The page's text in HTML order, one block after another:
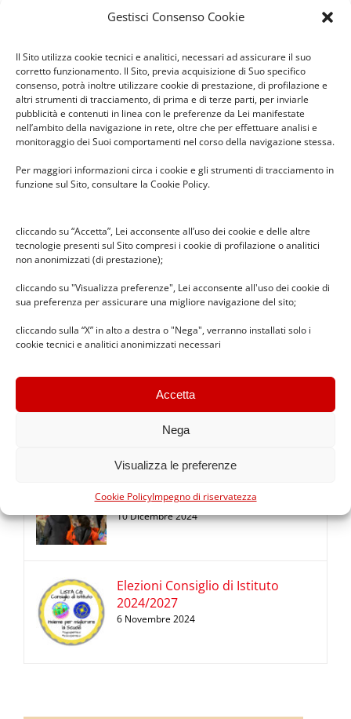
Gestisci Consenso Cookie
Il Sito utilizza cookie tecnici e analitici, necessari ad assicurare il suo
corretto funzionamento. Il Sito, previa acquisizione di Suo specifico
consenso, potrà inoltre utilizzare cookie di prestazione, di profilazione e
altri strumenti di tracciamento, di prima e di terze parti, per inviarle
pubblicità e contenuti in linea con le preferenze da Lei manifestate
nell’ambito della navigazione in rete, oltre che per effettuare analisi e
monitoraggio dei Suoi comportamenti nel corso della navigazione stessa.
Per maggiori informazioni circa i cookie e gli strumenti di tracciamento in
funzione sul Sito, consultare la Cookie Policy.
cliccando su “Accetta”, Lei acconsente all’uso dei cookie e delle altre
tecnologie presenti sul Sito compresi i cookie di profilazione o analitici
non anonimizzati (di prestazione);
cliccando su "Visualizza preferenze", Lei acconsente all'uso dei cookie di
sua preferenza per assicurare una migliore navigazione del sito;
cliccando sulla “X” in alto a destra o "Nega", verranno installati solo i
cookie tecnici e analitici anonimizzati necessari
Accetta
Nega
Visualizza le preferenze
Cookie PolicyImpegno di riservatezza
News recenti
Il pesciolino dei desideri –
spettacolo in Infanzia Cabassina
26 Febbraio 2026
Premio Benedetta Frugone 2025
14 Dicembre 2025
24 Settembre 2025
Premio Benedetta Frugone 2024
10 Dicembre 2024
Cabassina
10 Dicembre 2024
Elezioni Consiglio di Istituto
2024/2027
6 Novembre 2024